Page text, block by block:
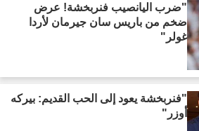
"ضرب اليانصيب فنربخشة! عرض
ضخم من باريس سان جيرمان لأردا
غولر"
"فنربخشة يعود إلى الحب القديم: بيركه
أوزر"